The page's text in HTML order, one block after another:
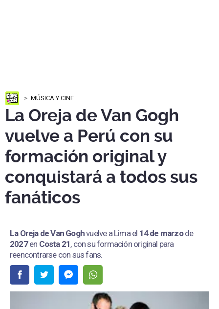
MÚSICA Y CINE
La Oreja de Van Gogh
vuelve a Perú con su
formación original y
conquistará a todos sus
fanáticos
La Oreja de Van Goghvuelve a Lima el 14 de marzode
2027en Costa 21, con su formación original para
reencontrarse con sus fans.